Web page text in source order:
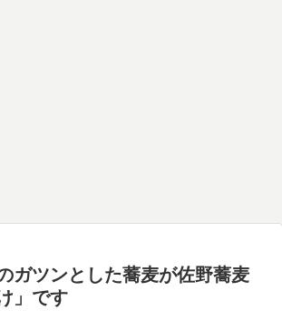
ガツンとした蕎麦が佐野蕎麦
」です